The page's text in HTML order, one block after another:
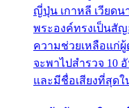
ญี่ปุ่น เกาหลี เวียดน
พระองค์ทรงเป็นสั
ความช่วยเหลือแก่ผู้
จะพาไปสำรวจ 10
และมีชื่อเสียงที่สุด